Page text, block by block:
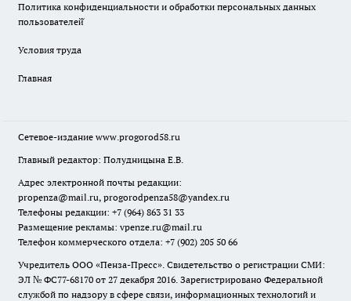
Политика конфиденциальности и обработки персональных данных
пользователей̆
Условия труда
Главная
Сетевое-издание www.progorod58.ru
Главный редактор: Полудницына Е.В.
Адрес электронной почты редакции:
propenza@mail.ru, progorodpenza58@yandex.ru
Телефоны редакции: +7 (964) 863 31 33
Размещение рекламы: vpenze.ru@mail.ru
Телефон коммерческого отдела: +7 (902) 205 50 66
Учредитель ООО «Пенза-Пресс». Свидетельство о регистрации СМИ:
ЭЛ № ФС77-68170 от 27 декабря 2016. Зарегистрировано Федеральной
службой по надзору в сфере связи, информационных технологий и